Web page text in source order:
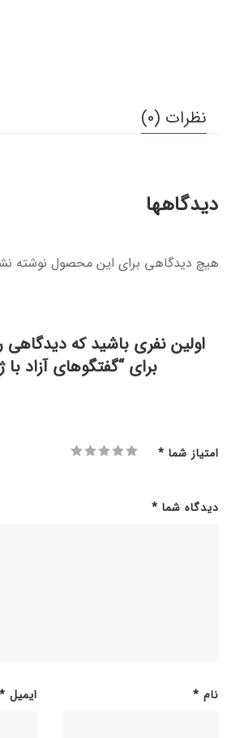
نظرات (0)
دیدگاهها
هیچ دیدگاهی برای این محصول نوشته
اولین نفری باشید که دیدگاهی
برای “گفتگوهای آزاد با
امتیاز شما *
دیدگاه شما *
نام * ایمیل *